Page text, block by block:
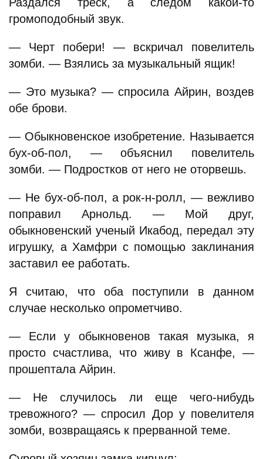
громоподобный звук.
— Черт побери! — вскричал повелитель
зомби. — Взялись за музыкальный ящик!
— Это музыка? — спросила Айрин, воздев
обе брови.
— Обыкновенское изобретение. Называется
бух-об-пол, — объяснил повелитель
зомби. — Подростков от него не оторвешь.
— Не бух-об-пол, а рок-н-ролл, — вежливо
поправил Арнольд. — Мой друг,
обыкновенский ученый Икабод, передал эту
игрушку, а Хамфри с помощью заклинания
заставил ее работать.
Я считаю, что оба поступили в данном
случае несколько опрометчиво.
— Если у обыкновенов такая музыка, я
просто счастлива, что живу в Ксанфе, —
прошептала Айрин.
— Не случилось ли еще чего-нибудь
тревожного? — спросил Дор у повелителя
зомби, возвращаясь к прерванной теме.